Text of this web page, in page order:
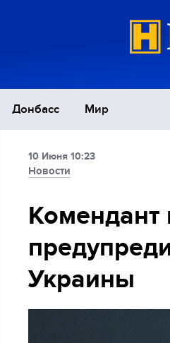
Донбасс Мир
10 Июня 10:23
Новости
Украины